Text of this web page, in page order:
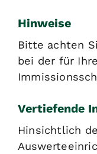
Hinweise
Bitte achten
bei der für
Vertiefende
Hinsichtlich